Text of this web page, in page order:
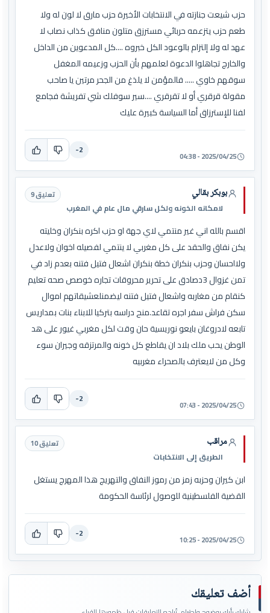
حزب شيعت جنازته في الانتخابات الأخيرة حزب مارق لا لون له ولا
طعم حزب يتزعمه حربائي مسترزق متلون منافق كذاب نصاب لا
عهد له ولا إلتزام بالوعود الكل خبروه ....كل المدعوين من الداخل
والخارج تجاهلوا الدعوة لعلمهم بأن الحزب وزعيمه المغفل
سوقهم خاوي ..... فالمؤمن لا يلذغ من الجحر مرتين يا صاحب
مقولة قرقري أو لا تقرقري ....سير سوفلك شي تفريشة فجامع
لفنا للإسترزاق أما السياسة كبيرة عليك
2025/04/25 - 04:38
-2
بوبكر بقالي
لامكانه الخونه ولكل سارقي مال عام في المغرب
تعليق 9
اقسم بالله اني غير منتمي لاي جهة او حزب اكره بنكران وخليته
يكن نفاق والحقد على كل مغربي لا ينتمي لفصيله اخوان ولاعدل
ولااحسان وحزب بنكران خطة بنكران اشعال فتيل فتنه بعدم زاد في
تمن غزوال 3دصادق على تحرير محروقات تجاره خوصص صحه تعليم
كنقام من مغاربه واشعال فتيل فتنه ليضمنلعشيقاتهم اموال
سكن فراش سفر اجره تقاعد.منح دراسه بتركيا للابناء بنات بمداريس
تابعه لادروغان بايعو نوريسية حان وقت لكل مغربي غيور على هد
الوطن يحب ملك بلاد ان يقاطع كل خونه والمرتزقه وجيران سوء
وكل من لايعترف بالصحراء مغربيه
2025/04/25 - 07:43
-2
مراقب
الطريق إلى الانتخابات
تعليق 10
ابن كيران وحزبه زمز من رموز النفاق والتهريج هذا المهرج يستغل
القضية الفلسطينية للوصول لرئاسة الحكومة
2025/04/25 - 10:25
-2
أضف تعليقك